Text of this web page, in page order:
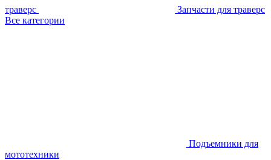
траверс
Запчасти для траверс
Все категории
Подъемники для
мототехники